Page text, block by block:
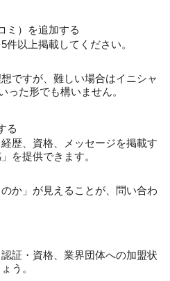
ミ）を追加する
以上掲載してください。
ですが、難しい場合はイニシャ
った形でも構いません。
る
歴、資格、メッセージを掲載す
を提供できます。
か」が見えることが、問い合わ
証・資格、業界団体への加盟状
う。